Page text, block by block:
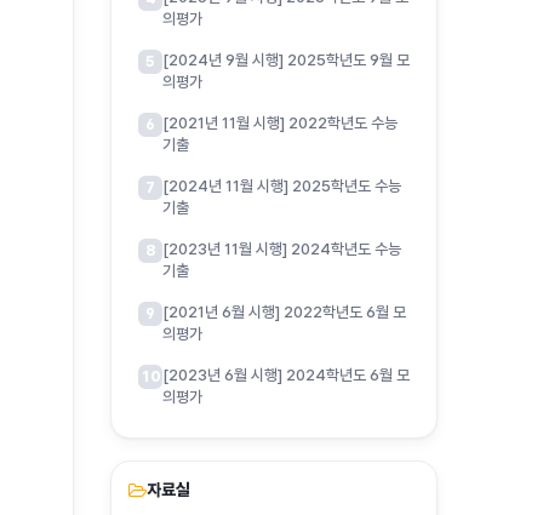
의평가
5 [2024년 9월 시행] 2025학년도 9월 모
의평가
6 [2021년 11월 시행] 2022학년도 수능
기출
7 [2024년 11월 시행] 2025학년도 수능
기출
8 [2023년 11월 시행] 2024학년도 수능
기출
9 [2021년 6월 시행] 2022학년도 6월 모
의평가
10 [2023년 6월 시행] 2024학년도 6월 모
의평가
자료실